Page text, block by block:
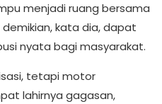
menjadi ruang bersama
kata dia, dapat
nyata bagi masyarakat.
tetapi motor
lahirnya gagasan,